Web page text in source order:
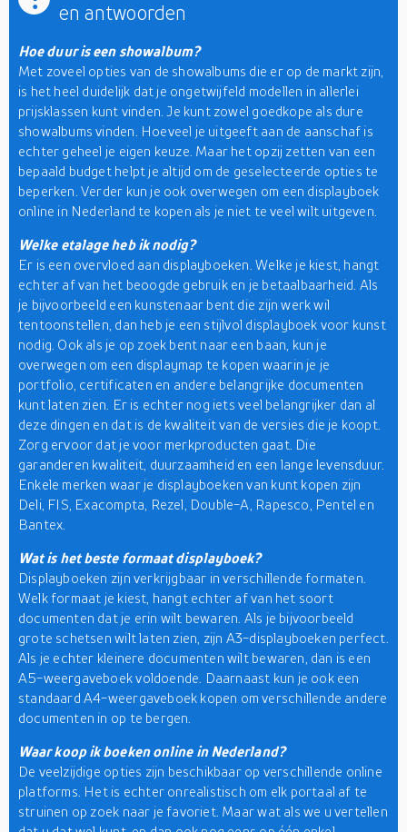
en antwoorden
Hoe duur is een showalbum?
Met zoveel opties van de showalbums die er op de markt zijn,
is het heel duidelijk dat je ongetwijfeld modellen in allerlei
prijsklassen kunt vinden. Je kunt zowel goedkope als dure
showalbums vinden. Hoeveel je uitgeeft aan de aanschaf is
echter geheel je eigen keuze. Maar het opzij zetten van een
bepaald budget helpt je altijd om de geselecteerde opties te
beperken. Verder kun je ook overwegen om een displayboek
online in Nederland te kopen als je niet te veel wilt uitgeven.
Welke etalage heb ik nodig?
Er is een overvloed aan displayboeken. Welke je kiest, hangt
echter af van het beoogde gebruik en je betaalbaarheid. Als
je bijvoorbeeld een kunstenaar bent die zijn werk wil
tentoonstellen, dan heb je een stijlvol displayboek voor kunst
nodig. Ook als je op zoek bent naar een baan, kun je
overwegen om een displaymap te kopen waarin je je
portfolio, certificaten en andere belangrijke documenten
kunt laten zien. Er is echter nog iets veel belangrijker dan al
deze dingen en dat is de kwaliteit van de versies die je koopt.
Zorg ervoor dat je voor merkproducten gaat. Die
garanderen kwaliteit, duurzaamheid en een lange levensduur.
Enkele merken waar je displayboeken van kunt kopen zijn
Deli, FIS, Exacompta, Rezel, Double-A, Rapesco, Pentel en
Bantex.
Wat is het beste formaat displayboek?
Displayboeken zijn verkrijgbaar in verschillende formaten.
Welk formaat je kiest, hangt echter af van het soort
documenten dat je erin wilt bewaren. Als je bijvoorbeeld
grote schetsen wilt laten zien, zijn A3-displayboeken perfect.
Als je echter kleinere documenten wilt bewaren, dan is een
A5-weergaveboek voldoende. Daarnaast kun je ook een
standaard A4-weergaveboek kopen om verschillende andere
documenten in op te bergen.
Waar koop ik boeken online in Nederland?
De veelzijdige opties zijn beschikbaar op verschillende online
platforms. Het is echter onrealistisch om elk portaal af te
struinen op zoek naar je favoriet. Maar wat als we u vertellen